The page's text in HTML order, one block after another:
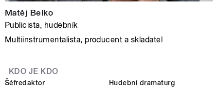
Matěj Belko
Publicista, hudebník
Multiinstrumentalista, producent a skladatel
KDO JE KDO
Šéfredaktor
Hudební dramaturg